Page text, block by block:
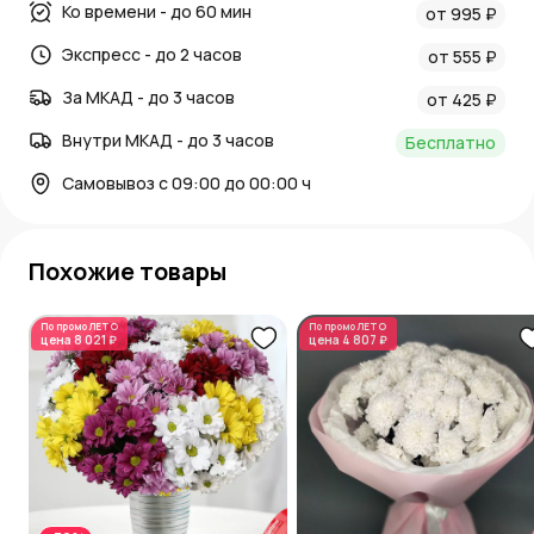
Ко времени - до 60 мин
от 995 ₽
Экспресс - до 2 часов
от 555 ₽
За МКАД - до 3 часов
от 425 ₽
Внутри МКАД - до 3 часов
Бесплатно
Самовывоз с 09:00 до 00:00 ч
Похожие товары
По промоЛЕТО
цена 8 021 ₽
По промоЛЕТО
цена 4 807 ₽